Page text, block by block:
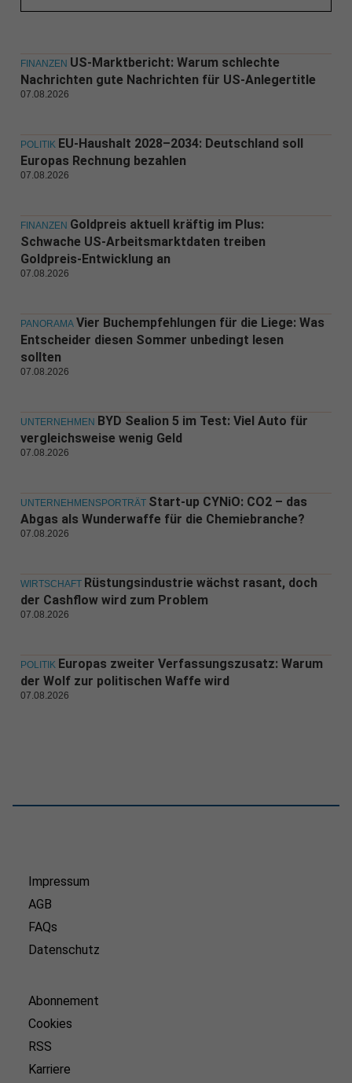
FINANZEN US-Marktbericht: Warum schlechte
Nachrichten gute Nachrichten für US-Anlegertitle
07.08.2026
POLITIK EU-Haushalt 2028–2034: Deutschland soll
Europas Rechnung bezahlen
07.08.2026
FINANZEN Goldpreis aktuell kräftig im Plus:
Schwache US-Arbeitsmarktdaten treiben
Goldpreis-Entwicklung an
07.08.2026
PANORAMA Vier Buchempfehlungen für die Liege: Was
Entscheider diesen Sommer unbedingt lesen
sollten
07.08.2026
UNTERNEHMEN BYD Sealion 5 im Test: Viel Auto für
vergleichsweise wenig Geld
07.08.2026
UNTERNEHMENSPORTRÄT Start-up CYNiO: CO2 – das
Abgas als Wunderwaffe für die Chemiebranche?
07.08.2026
WIRTSCHAFT Rüstungsindustrie wächst rasant, doch
der Cashflow wird zum Problem
07.08.2026
POLITIK Europas zweiter Verfassungszusatz: Warum
der Wolf zur politischen Waffe wird
07.08.2026
Impressum
AGB
FAQs
Datenschutz
Abonnement
Cookies
RSS
Karriere